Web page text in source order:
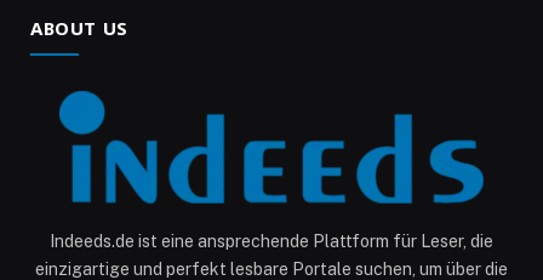
ABOUT US
Indeeds.de ist eine ansprechende Plattform für Leser, die
einzigartige und perfekt lesbare Portale suchen, um über die